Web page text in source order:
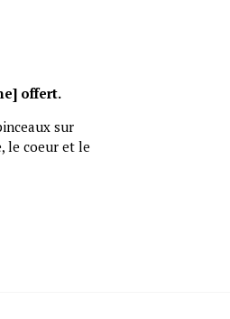
offert.
sur
le coeur et le